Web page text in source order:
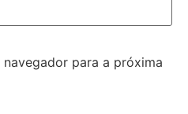
para a próxima